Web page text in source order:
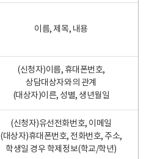
이름, 제목, 내용
(신청자)이름, 휴대폰번호,
상담대상자와의 관계
(대상자)이른, 성별, 생년월일
(신청자)유선전화번호, 이메일
(대상자)휴대폰번호, 전화번호, 주소,
학생일 경우 학제정보(학교/학년)